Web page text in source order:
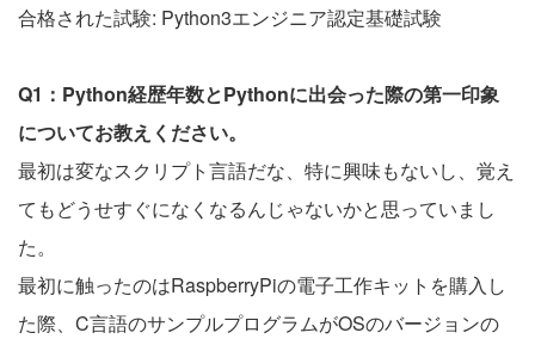
合格された試験: Python3エンジニア認定基礎試験
Q1：Python経歴年数とPythonに出会った際の第一印象
についてお教えください。
最初は変なスクリプト言語だな、特に興味もないし、覚え
てもどうせすぐになくなるんじゃないかと思っていまし
た。
最初に触ったのはRaspberryPiの電子工作キットを購入し
た際、C言語のサンプルプログラムがOSのバージョンの